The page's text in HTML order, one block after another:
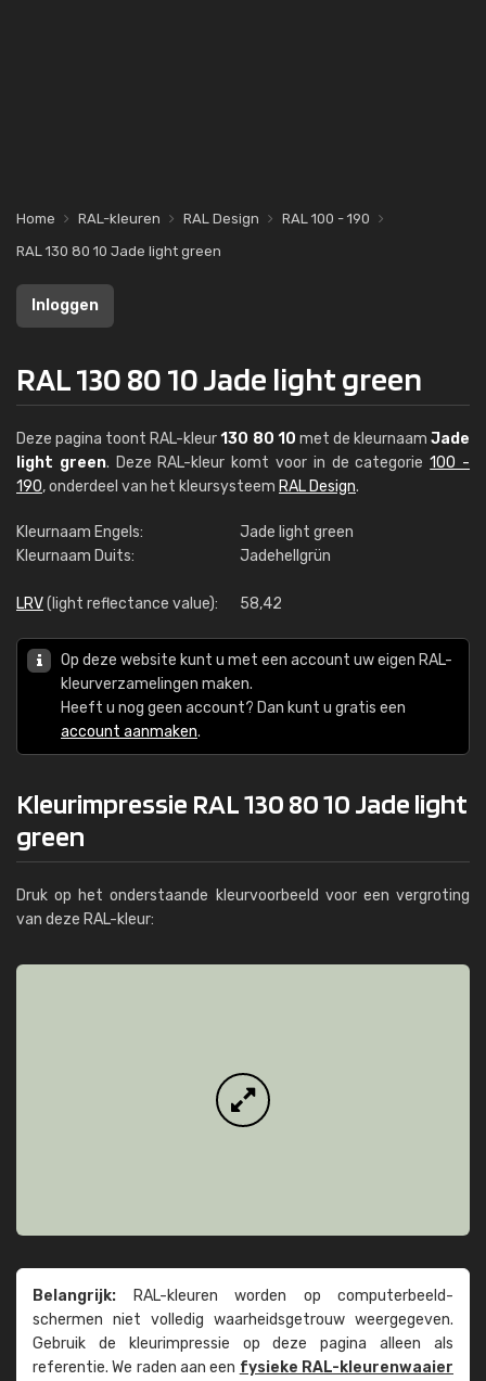
Home RAL-kleuren RAL Design
RAL 100 - 190
RAL 130 80 10 Jade light green
Inloggen
RAL 130 80 10 Jade light green
Deze pagina toont RAL-kleur130 80 10 met de kleurnaamJade
light green. Deze RAL-kleur komt voor in de categorie100 -
190, onderdeel van het kleursysteem RAL Design.
Kleurnaam Engels:
Jade light green
Kleurnaam Duits:
Jadehellgrün
LRV(light reflectance value): 58,42
Op deze website kunt u met een account uw eigen RAL-
kleurverzamelingen maken.
Heeft u nog geen account? Dan kunt u gratis een
account aanmaken.
Kleurimpressie RAL 130 80 10 Jade light
green
Druk op het onderstaande kleurvoorbeeld voor een vergroting
van deze RAL-kleur:
Belangrijk: RAL-kleuren worden op computer­beeld­
schermen niet volledig waarheids­­getrouw weer­gegeven.
Gebruik de kleur­impressie op deze pagina alleen als
referentie. We raden aan een fysieke RAL-kleuren­waaier